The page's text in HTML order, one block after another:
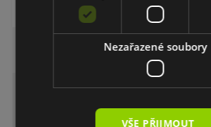
DO KOŠÍKU
MENZERNA 1000 Heavy
Leštící pasta
Nezařazené soubory
VŠE PŘIJMOUT